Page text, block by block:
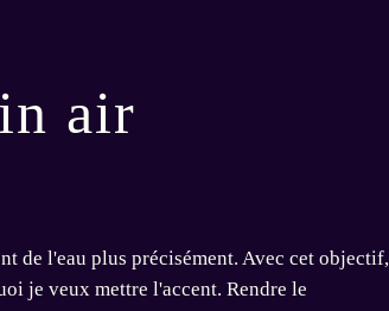
air
de l'eau plus précisément. Avec cet objectif,
je veux mettre l'accent. Rendre le